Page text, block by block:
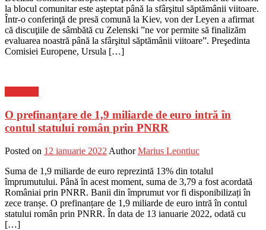
la blocul comunitar este aşteptat până la sfârşitul săptămânii viitoare.
Într-o conferinţă de presă comună la Kiev, von der Leyen a afirmat
că discuţiile de sâmbătă cu Zelenski ”ne vor permite să finalizăm
evaluarea noastră până la sfârşitul săptămânii viitoare”. Preşedinta
Comisiei Europene, Ursula […]
O prefinanțare de 1,9 miliarde de euro intră în
contul statului român prin PNRR
Posted on 12 ianuarie 2022 Author Marius Leontiuc
Suma de 1,9 miliarde de euro reprezintă 13% din totalul
împrumutului. Până în acest moment, suma de 3,79 a fost acordată
Româniai prin PNRR. Banii din împrumut vor fi disponibilizați în
zece tranșe. O prefinanțare de 1,9 miliarde de euro intră în contul
statului român prin PNRR. În data de 13 ianuarie 2022, odată cu
[…]